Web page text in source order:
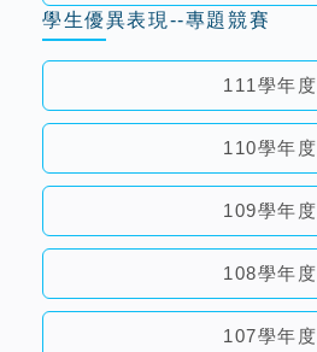
學生優異表現--專題競賽
111學年度
110學年度
109學年度
108學年度
107學年度